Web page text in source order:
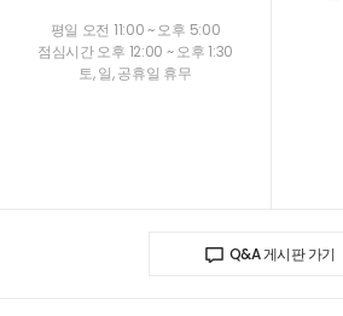
평일 오전 11:00 ~ 오후 5:00
점심시간 오후 12:00 ~ 오후 1:30
토, 일, 공휴일 휴무
Q&A 게시판 가기